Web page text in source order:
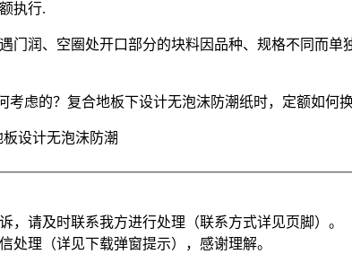
执行.
门润、空圈处开口部分的块料因品种、规格不同而
虑的？复合地板下设计无泡沫防潮纸时，定额如何换
设计无泡沫防潮
请及时联系我方进行处理（联系方式详见页脚）。
理（详见下载弹窗提示），感谢理解。